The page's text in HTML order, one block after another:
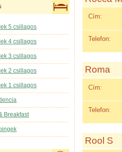
Cím:
Telefon:
Roma
Cím:
Telefon:
Rool S
5 csillagos
4 csillagos
3 csillagos
2 csillagos
1 csillagos
Breakfast